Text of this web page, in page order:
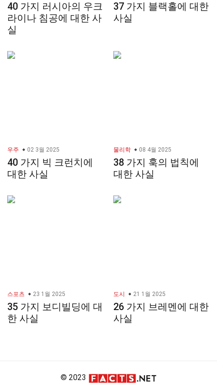
40 가지 러시아의 우크
라이나 침공에 대한 사
실
37 가지 블랙홀에 대한
사실
우주 02 3월 2025
40 가지 빅 크런치에
대한 사실
물리학 08 4월 2025
38 가지 훅의 법칙에
대한 사실
스포츠 23 1월 2025
35 가지 보디빌딩에 대
한 사실
도시 21 1월 2025
26 가지 브레멘에 대한
사실
© 2023